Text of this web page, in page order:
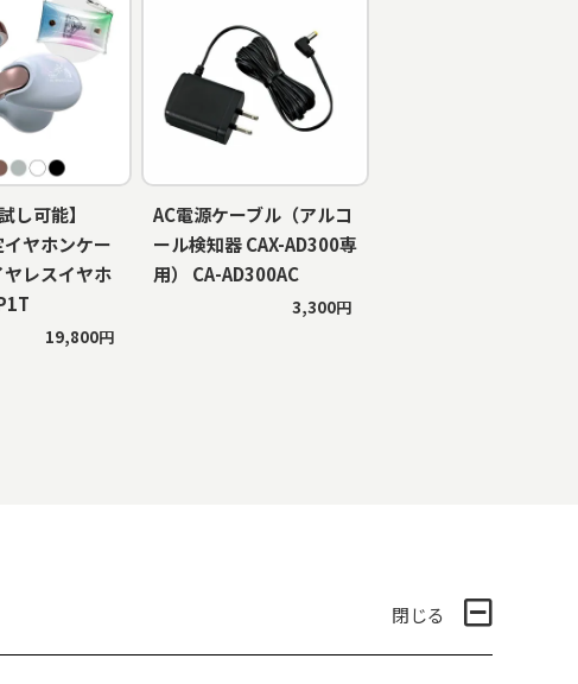
し可能】
イヤホンケー
レスイヤホ
19,800円
AC電源ケーブル（アルコ
ール検知器 CAX-AD300専
用） CA-AD300AC
3,300円